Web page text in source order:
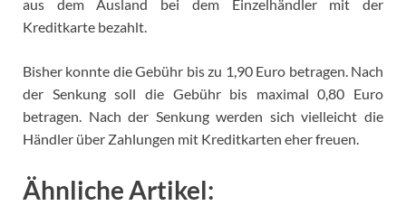
aus dem Ausland bei dem Einzelhändler mit der
Kreditkarte bezahlt.
Bisher konnte die Gebühr bis zu 1,90 Euro betragen. Nach
der Senkung soll die Gebühr bis maximal 0,80 Euro
betragen. Nach der Senkung werden sich vielleicht die
Händler über Zahlungen mit Kreditkarten eher freuen.
Ähnliche Artikel: